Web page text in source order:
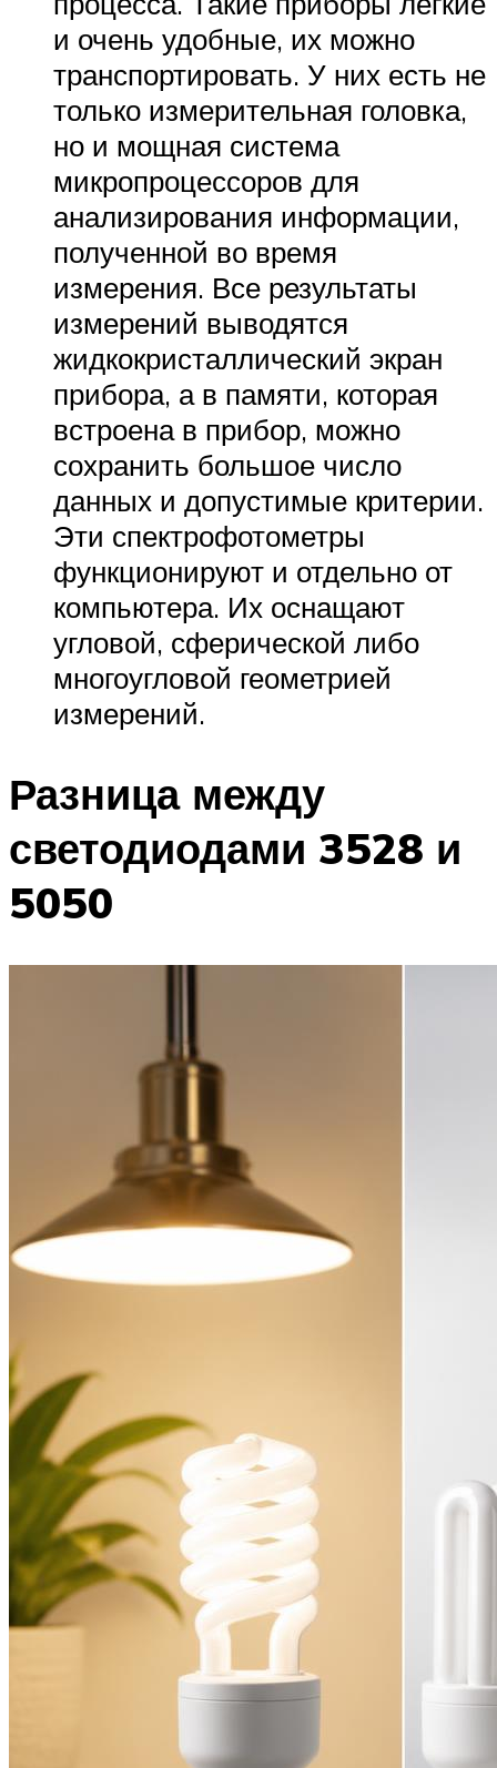
и очень удобные, их можно
транспортировать. У них есть не
только измерительная головка,
но и мощная система
микропроцессоров для
анализирования информации,
полученной во время
измерения. Все результаты
измерений выводятся
жидкокристаллический экран
прибора, а в памяти, которая
встроена в прибор, можно
сохранить большое число
данных и допустимые критерии.
Эти спектрофотометры
функционируют и отдельно от
компьютера. Их оснащают
угловой, сферической либо
многоугловой геометрией
измерений.
Разница между
светодиодами 3528 и
5050